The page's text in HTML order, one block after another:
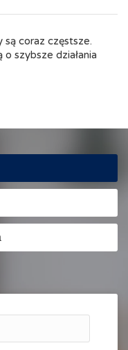
są coraz częstsze.
szybsze działania